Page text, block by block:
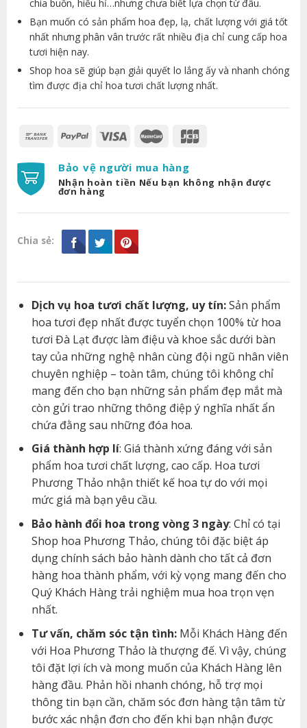
chia buồn, hiếu hỉ…nhưng chưa biết lựa chọn từ đâu.
Bạn muốn có sản phẩm hoa đẹp, lạ, chất lượng với giá tốt
nhất nhưng phân vân trước rất nhiều địa chỉ cung cấp hoa
tươi hiện nay.
Shop hoa sẽ giúp bạn giải quyết lo lắng ấy và nhanh chóng
tìm được địa chỉ hoa tươi chất lượng nhất.
Bảo vệ người mua hàng
Nhận hoàn tiền Nếu bạn không nhận được
đơn hàng
Chia sẻ:
Dịch vụ hoa tươi chất lượng, uy tín:Sản phẩm
hoa tươi đẹp nhất được tuyển chọn 100% từ hoa
tươi Đà Lạt được làm điệu và khoe sắc dưới bàn
tay của những nghệ nhân cùng đội ngũ nhân viên
chuyên nghiệp – toàn tâm, chúng tôi không chỉ
mang đến cho bạn những sản phẩm đẹp mắt mà
còn gửi trao những thông điệp ý nghĩa nhất ẩn
chứa đằng sau những đóa hoa.
Giá thành hợp lí: Giá thành xứng đáng với sản
phẩm hoa tươi chất lượng, cao cấp. Hoa tươi
Phương Thảo nhận thiết kế hoa tự do với mọi
mức giá mà bạn yêu cầu.
Bảo hành đổi hoa trong vòng 3 ngày: Chỉ có tại
Shop hoa Phương Thảo, chúng tôi đặc biệt áp
dụng chính sách bảo hành dành cho tất cả đơn
hàng hoa thành phẩm, với kỳ vọng mang đến cho
Quý Khách Hàng trải nghiệm mua hoa trọn vẹn
nhất.
Tư vấn, chăm sóc tận tình:Mỗi Khách Hàng đến
với Hoa Phương Thảo là thượng đế. Vì vậy, chúng
tôi đặt lợi ích và mong muốn của Khách Hàng lên
hàng đầu. Phản hồi nhanh chóng, hỗ trợ mọi
thông tin bạn cần, chăm sóc đơn hàng tận tâm từ
bước xác nhận đơn cho đến khi bạn nhận được